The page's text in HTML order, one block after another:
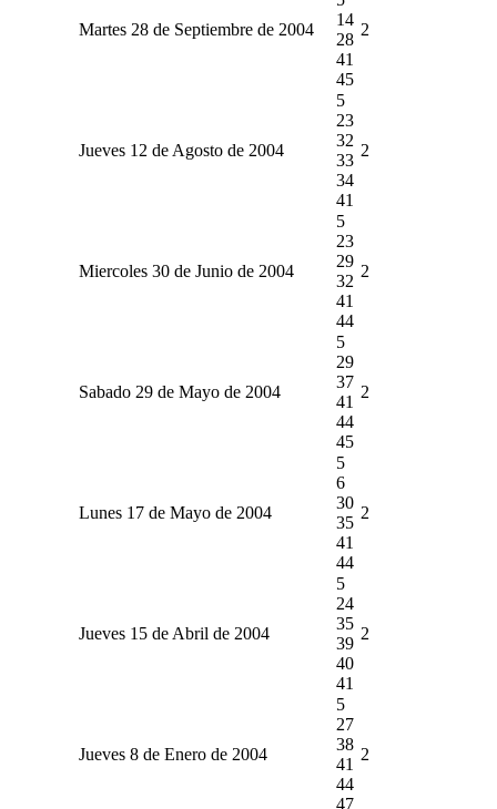
Martes 28 de Septiembre de 2004
14
28
41
45
2
Jueves 12 de Agosto de 2004
5
23
32
33
34
41
2
Miercoles 30 de Junio de 2004
5
23
29
32
41
44
2
Sabado 29 de Mayo de 2004
5
29
37
41
44
45
2
Lunes 17 de Mayo de 2004
5
6
30
35
41
44
2
Jueves 15 de Abril de 2004
5
24
35
39
40
41
2
Jueves 8 de Enero de 2004
5
27
38
41
44
47
2